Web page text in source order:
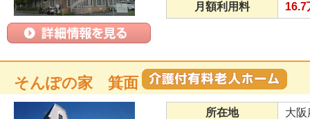
月額利用料
16.7
そんぽの家 箕面
所在地 大